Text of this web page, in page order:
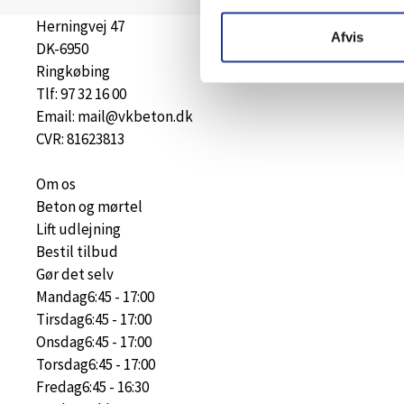
Afvis
Herningvej 47
DK-6950
Ringkøbing
Tlf: 97 32 16 00
Email: mail@vkbeton.dk
CVR: 81623813
Om os
Beton og mørtel
Lift udlejning
Bestil tilbud
Gør det selv
Mandag6:45 - 17:00
Tirsdag6:45 - 17:00
Onsdag6:45 - 17:00
Torsdag6:45 - 17:00
Fredag6:45 - 16:30